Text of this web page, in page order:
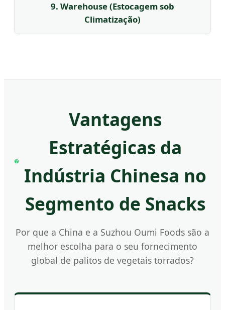
9. Warehouse (Estocagem sob
Climatização)
Vantagens
Estratégicas da
Indústria Chinesa no
Segmento de Snacks
Por que a China e a Suzhou Oumi Foods são a
melhor escolha para o seu fornecimento
global de palitos de vegetais torrados?